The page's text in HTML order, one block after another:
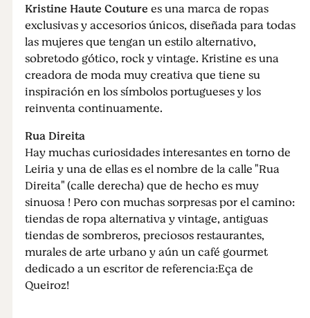
Kristine Haute Couture es una marca de ropas
exclusivas y accesorios únicos, diseñada para todas
las mujeres que tengan un estilo alternativo,
sobretodo gótico, rock y vintage. Kristine es una
creadora de moda muy creativa que tiene su
inspiración en los símbolos portugueses y los
reinventa continuamente.
Rua Direita
Hay muchas curiosidades interesantes en torno de
Leiria y una de ellas es el nombre de la calle "Rua
Direita" (calle derecha) que de hecho es muy
sinuosa ! Pero con muchas sorpresas por el camino:
tiendas de ropa alternativa y vintage, antiguas
tiendas de sombreros, preciosos restaurantes,
murales de arte urbano y aún un café gourmet
dedicado a un escritor de referencia:Eça de
Queiroz!